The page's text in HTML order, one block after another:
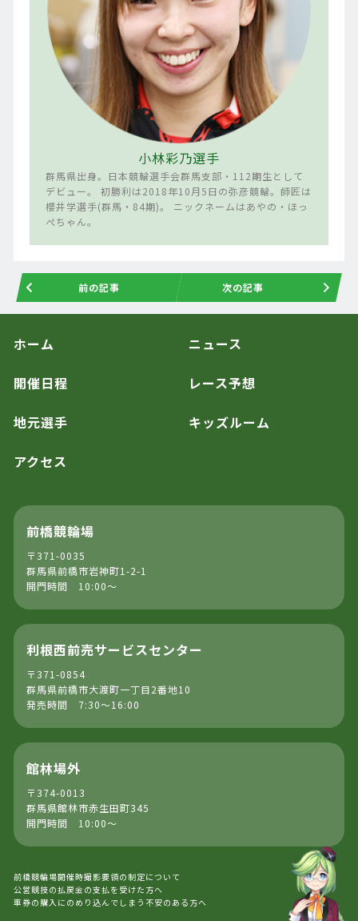
小林彩乃選手
群馬県出身。日本競輪選手会群馬支部・112期生として
デビュー。 初勝利は2018年10月5日の弥彦競輪。師匠は
櫻井学選手(群馬・84期)。 ニックネームはあやの・ほっ
ぺちゃん。
前の記事 次の記事
ホーム ニュース
開催日程 レース予想
地元選手 キッズルーム
アクセス
前橋競輪場
〒371-0035
群馬県前橋市岩神町1-2-1
開門時間 10:00～
利根西前売サービスセンター
〒371-0854
群馬県前橋市大渡町一丁目2番地10
発売時間 7:30～16:00
館林場外
〒374-0013
群馬県館林市赤生田町345
開門時間 10:00～
前橋競輪場開催時撮影要領の制定について
公営競技の払戻金の支払を受けた方へ
車券の購入にのめり込んでしまう不安のある方へ